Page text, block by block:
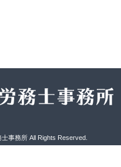
事務所 All Rights Reserved.